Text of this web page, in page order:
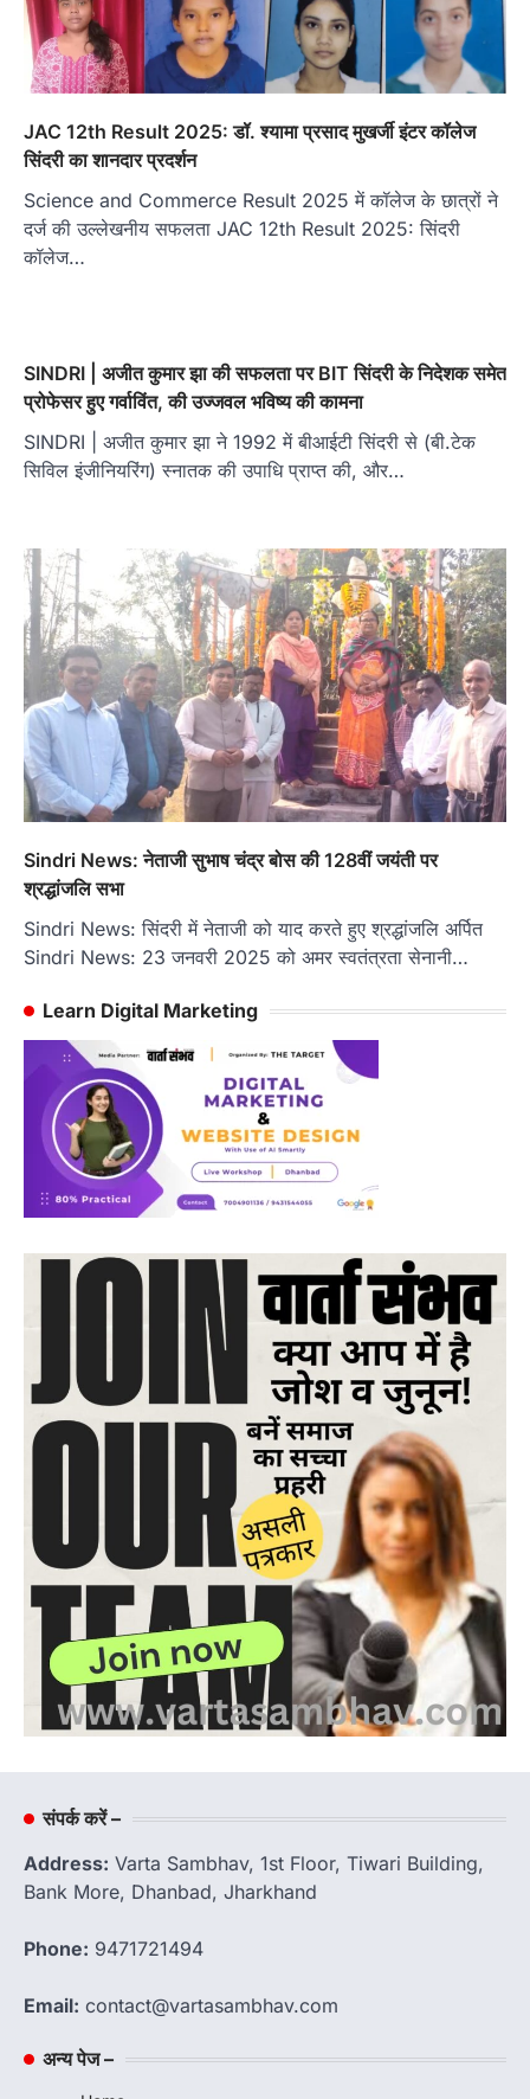
JAC 12th Result 2025: डॉ. श्यामा प्रसाद मुखर्जी इंटर कॉलेज
सिंदरी का शानदार प्रदर्शन
Science and Commerce Result 2025 में कॉलेज के छात्रों ने
दर्ज की उल्लेखनीय सफलता JAC 12th Result 2025: सिंदरी
कॉलेज…
SINDRI | अजीत कुमार झा की सफलता पर BIT सिंदरी के निदेशक समेत
प्रोफेसर हुए गर्वाविंत, की उज्जवल भविष्य की कामना
SINDRI | अजीत कुमार झा ने 1992 में बीआईटी सिंदरी से (बी.टेक
सिविल इंजीनियरिंग) स्नातक की उपाधि प्राप्त की, और…
Sindri News: नेताजी सुभाष चंद्र बोस की 128वीं जयंती पर
श्रद्धांजलि सभा
Sindri News: सिंदरी में नेताजी को याद करते हुए श्रद्धांजलि अर्पित
Sindri News: 23 जनवरी 2025 को अमर स्वतंत्रता सेनानी…
Learn Digital Marketing
संपर्क करें –
Address: Varta Sambhav, 1st Floor, Tiwari Building,
Bank More, Dhanbad, Jharkhand
Phone: 9471721494
Email: contact@vartasambhav.com
अन्य पेज –